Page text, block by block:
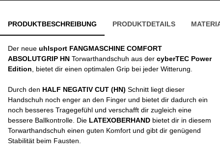
PRODUKTBESCHREIBUNG PRODUKTDETAILS
Der neue uhlsport FANGMASCHINE COMFORT
ABSOLUTGRIP HN Torwarthandschuh aus der cyberTEC Power
Edition , bietet dir einen optimalen Grip bei jeder Witterung.
Durch den HALF NEGATIV CUT (HN) Schnitt liegt dieser
Handschuh noch enger an den Finger und bietet dir dadurch ein
noch besseres Tragegefühl und verschafft dir zugleich eine
bessere Ballkontrolle. Die LATEXOBERHAND bietet dir in diesem
Torwarthandschuh einen guten Komfort und gibt dir genügend
Stabilität beim Fausten.